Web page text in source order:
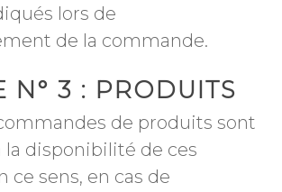
lors de
de la commande.
N° 3 : PRODUITS
de produits sont
la disponibilité de ces
ce sens, en cas de